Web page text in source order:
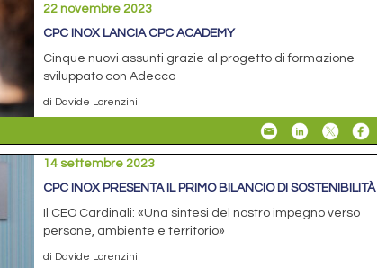
22 novembre 2023
CPC INOX LANCIA CPC ACADEMY
Cinque nuovi assunti grazie al progetto di formazione
sviluppato con Adecco
di Davide Lorenzini
14 settembre 2023
CPC INOX PRESENTA IL PRIMO BILANCIO DI SOSTENIBILITÀ
Il CEO Cardinali: «Una sintesi del nostro impegno verso
persone, ambiente e territorio»
di Davide Lorenzini